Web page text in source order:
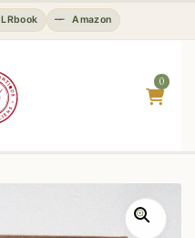
LRbook Amazon
0